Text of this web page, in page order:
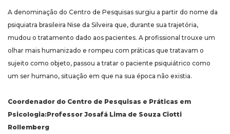
A denominação do Centro de Pesquisas surgiu a partir do nome da
psiquiatra brasileira Nise da Silveira que, durante sua trajetória,
mudou o tratamento dado aos pacientes. A profissional trouxe um
olhar mais humanizado e rompeu com práticas que tratavam o
sujeito como objeto, passou a tratar o paciente psiquiátrico como
um ser humano, situação em que na sua época não existia.
Coordenador do Centro de Pesquisas e Práticas em
Psicologia:Professor Josafá Lima de Souza Ciotti
Rollemberg